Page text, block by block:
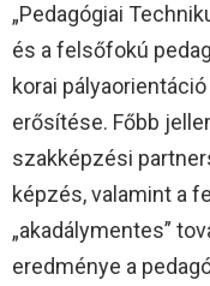
„Pedagógiai
és a felsőfokú
korai
erősítése. Főbb
szakképzési
képzés, valamint a
„akadálymentes”
eredménye a